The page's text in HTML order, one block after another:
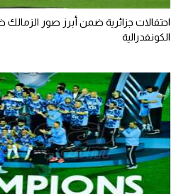
احتفالات جزائرية ضمن أبرز صور الزمالك
الكونفدرالية